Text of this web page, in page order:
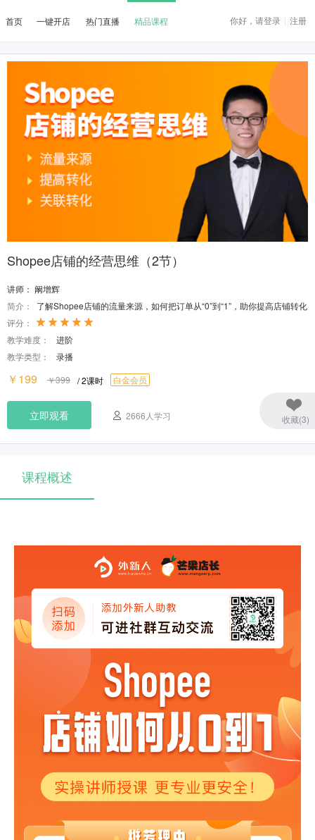
首页 一键开店 热门直播 精品课程 你好，请登录 | 注册
Shopee店铺的经营思维（2节）
讲师： 阚增辉
简介：
了解Shopee店铺的流量来源，如何把订单从“0”到“1”，助你提高店铺转化
率。
评分：
教学难度：
进阶
教学类型：
录播
2666人学习
￥199 ￥399 / 2课时 白金会员
立即观看 收藏(3)
课程概述